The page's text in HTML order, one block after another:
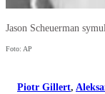
Jason Scheuerman
Foto: AP
Piotr Gillert,